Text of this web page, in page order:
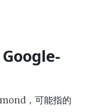
Google-
，可能指的